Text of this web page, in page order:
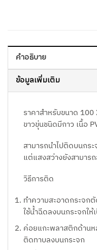
คำอธิบาย
ข้อมูลเพิ่มเติม
ราคาสำหรับขนาด
ขาวขุ่นชนิดมีกาว เนื้อ
สามารถนำไปติดบนกร
แต่แสงสว่างยังสามาร
วิธีการติด
ทำความสะอาดกระจก
ใช้น้ำฉีดลงบนกระจกให้
ค่อยแกะพลาสติกด้านห
ติดทาบลงบนกระจก